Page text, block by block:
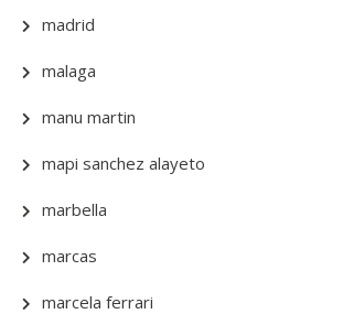
madrid
malaga
manu martin
mapi sanchez alayeto
marbella
marcas
marcela ferrari